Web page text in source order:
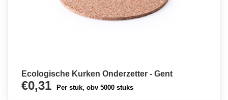
Ecologische Kurken Onderzetter - Gent
€0,31 Per stuk, obv 5000 stuks